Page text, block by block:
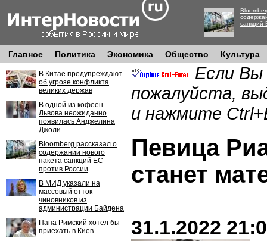
санкций
Главное Политика Экономика Общество Культура
В Китае предупреждают
об угрозе конфликта
великих держав
В одной из кофеен
Львова неожиданно
появилась Анджелина
Джоли
Bloomberg рассказал о
содержании нового
пакета санкций ЕС
против России
В МИД указали на
массовый отток
чиновников из
администрации Байдена
Папа Римский хотел бы
приехать в Киев
Если Вы
пожалуйста,
и нажмите
Певица
станет
31.1.2022